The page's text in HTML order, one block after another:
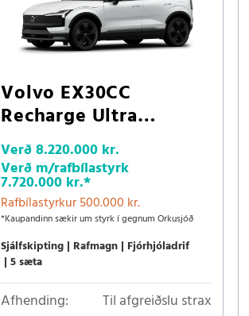
Volvo EX30CC
Recharge Ultra
LRAWD
Verð8.220.000 kr.
Verð m/rafbílastyrk
7.720.000 kr.*
Rafbílastyrkur 500.000 kr.
*Kaupandinn sækir um styrk í gegnum Orkusjóð
Sjálfskipting Rafmagn Fjórhjóladrif
5 sæta
Afhending:
Til afgreiðslu strax